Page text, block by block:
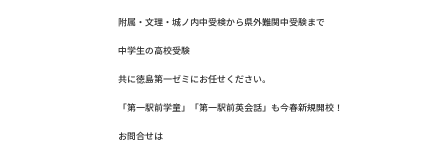
附属・文理・城ノ内中受検から県外難関中受験まで
中学生の高校受験
共に徳島第一ゼミにお任せください。
「第一駅前学童」「第一駅前英会話」も今春新規開校！
お問合せは